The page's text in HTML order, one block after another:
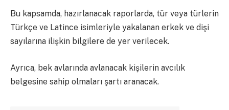
Bu kapsamda, hazırlanacak raporlarda, tür veya türlerin
Türkçe ve Latince isimleriyle yakalanan erkek ve dişi
sayılarına ilişkin bilgilere de yer verilecek.
Ayrıca, bek avlarında avlanacak kişilerin avcılık
belgesine sahip olmaları şartı aranacak.